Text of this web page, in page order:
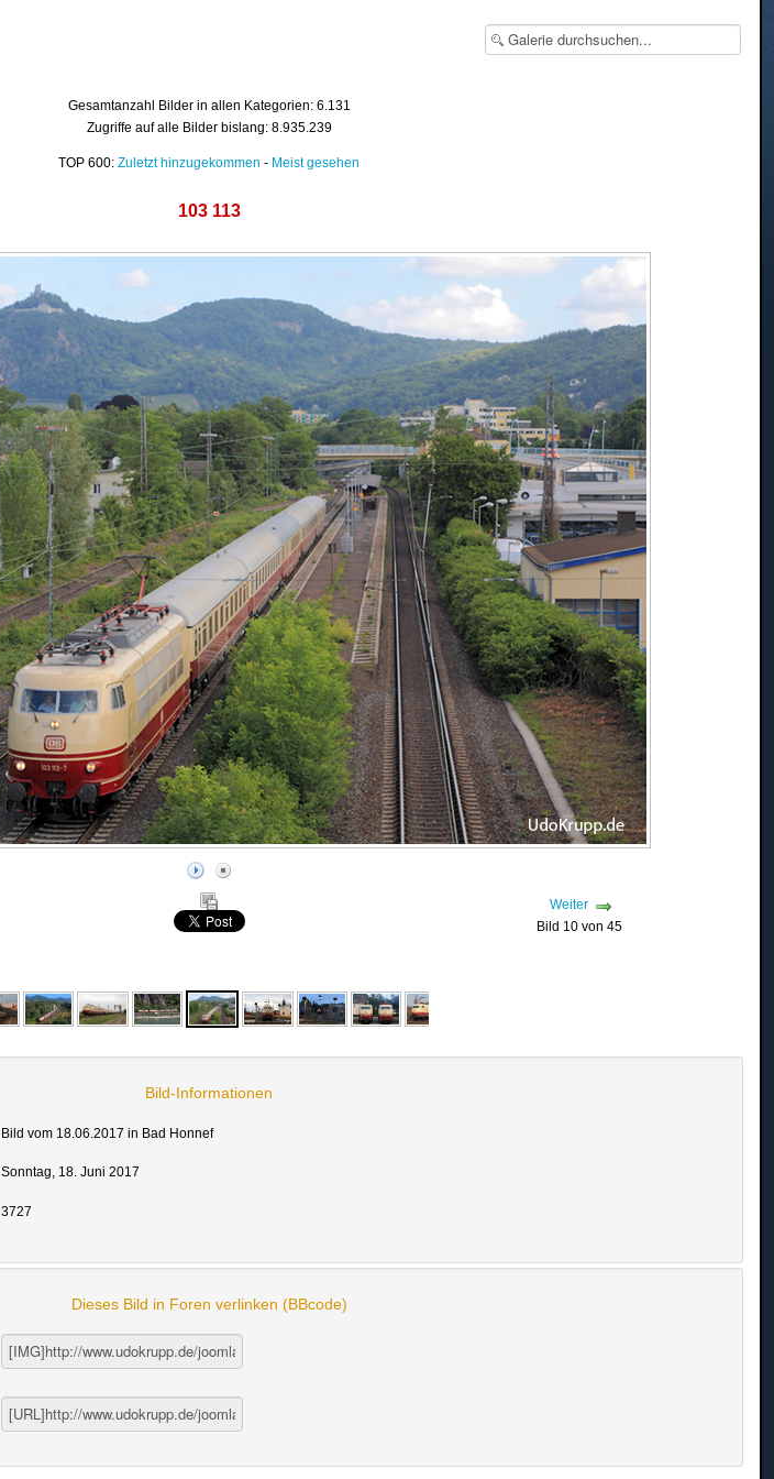
Gesamtanzahl Bilder in allen Kategorien: 6.131
Zugriffe auf alle Bilder bislang: 8.935.239
TOP 600:Zuletzt hinzugekommen - Meist gesehen
103 113
Weiter
Bild 10 von 45
Bild-Informationen
Bild vom 18.06.2017 in Bad Honnef
Sonntag, 18. Juni 2017
3727
Dieses Bild in Foren verlinken (BBcode)